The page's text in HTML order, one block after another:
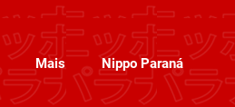
Mais Nippo Paraná